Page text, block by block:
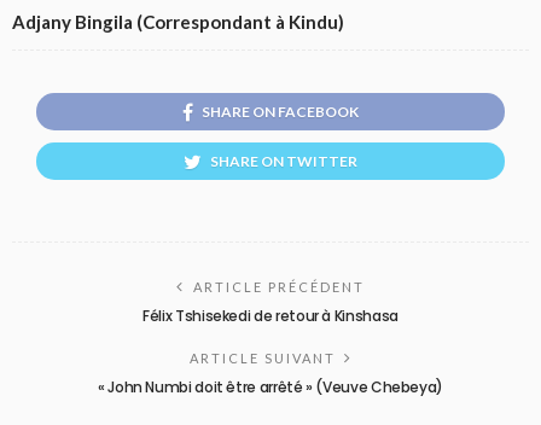
Adjany Bingila (Correspondant à Kindu)
SHARE ON FACEBOOK
SHARE ON TWITTER
ARTICLE PRÉCÉDENT
Félix Tshisekedi de retour à Kinshasa
ARTICLE SUIVANT
« John Numbi doit être arrêté » (Veuve Chebeya)